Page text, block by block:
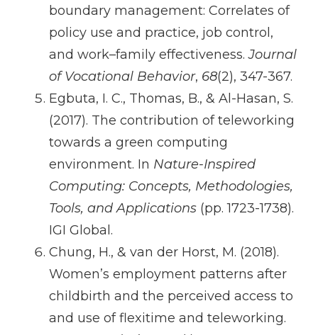
boundary management: Correlates of
policy use and practice, job control,
and work–family effectiveness.Journal
of Vocational Behavior, 68(2), 347-367.
Egbuta, I. C., Thomas, B., & Al-Hasan, S.
(2017). The contribution of teleworking
towards a green computing
environment. In Nature-Inspired
Computing: Concepts, Methodologies,
Tools, and Applications (pp. 1723-1738).
IGI Global.
Chung, H., & van der Horst, M. (2018).
Women’s employment patterns after
childbirth and the perceived access to
and use of flexitime and teleworking.